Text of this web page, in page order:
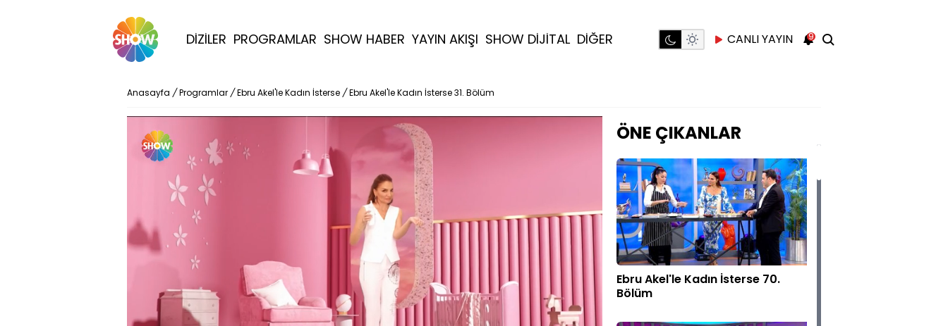
DİZİLER PROGRAMLAR SHOW HABER YAYIN AKIŞI SHOW DİJİTAL DİĞER CANLI YAYIN 9
Anasayfa / Programlar / Ebru Akel'le Kadın İsterse / Ebru Akel'le Kadın İsterse 31. Bölüm
ÖNE ÇIKANLAR
Ebru Akel'le Kadın İsterse 70.
Bölüm